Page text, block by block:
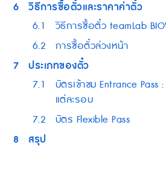
6 วิธีการซื้อตั๋วและราคาค่าตั๋ว
6.1
วิธีการซื้อตั๋ว teamLab
6.2
การซื้อตั๋วล่วงหน้า
7 ประเภทของตั๋ว
7.1
บัตรเข้าชม Entrance Pass
แต่ละรอบ
7.2
บัตร Flexible Pass
8 สรุป